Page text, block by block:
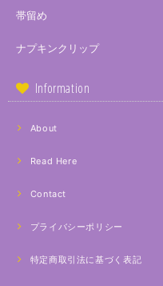
帯留め
ナプキンクリップ
Information
About
Read Here
Contact
プライバシーポリシー
特定商取引法に基づく表記